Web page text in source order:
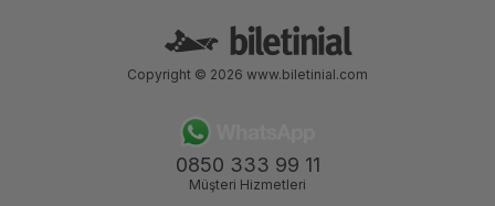
0850 333 99 11
Müşteri Hizmetleri
Copyright © 2026 www.biletinial.com